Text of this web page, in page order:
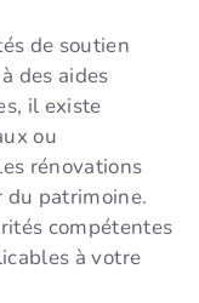
de soutien
des aides
il existe
ou
rénovations
du patrimoine.
compétentes
à votre